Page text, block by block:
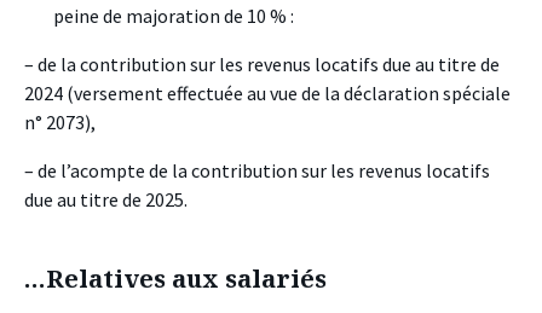
peine de majoration de 10 % :
– de la contribution sur les revenus locatifs due au titre de
2024 (versement effectuée au vue de la déclaration spéciale
n° 2073),
– de l’acompte de la contribution sur les revenus locatifs
due au titre de 2025.
…Relatives aux salariés